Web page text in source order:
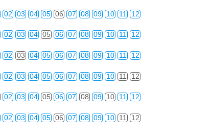
02 03 04 05 06 07 08 09 10 11 12
02 03 04 05 06 07 08 09 10 11 12
02 03 04 05 06 07 08 09 10 11 12
02 03 04 05 06 07 08 09 10 11 12
02 03 04 05 06 07 08 09 10 11 12
02 03 04 05 06 07 08 09 10 11 12